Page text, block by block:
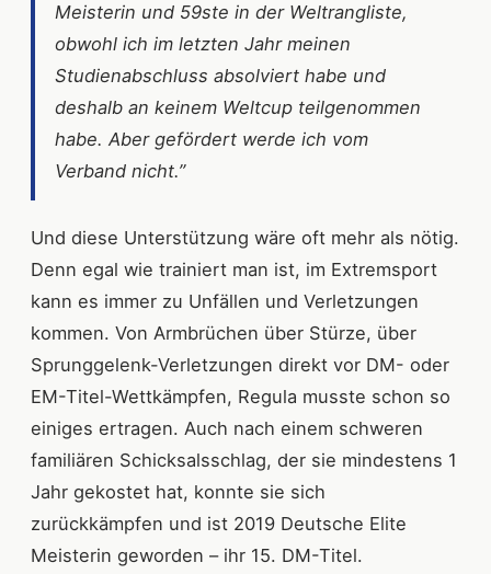
Meisterin und 59ste in der Weltrangliste,
obwohl ich im letzten Jahr meinen
Studienabschluss absolviert habe und
deshalb an keinem Weltcup teilgenommen
habe. Aber gefördert werde ich vom
Verband nicht.”
Und diese Unterstützung wäre oft mehr als nötig.
Denn egal wie trainiert man ist, im Extremsport
kann es immer zu Unfällen und Verletzungen
kommen. Von Armbrüchen über Stürze, über
Sprunggelenk-Verletzungen direkt vor DM- oder
EM-Titel-Wettkämpfen, Regula musste schon so
einiges ertragen. Auch nach einem schweren
familiären Schicksalsschlag, der sie mindestens 1
Jahr gekostet hat, konnte sie sich
zurückkämpfen und ist 2019 Deutsche Elite
Meisterin geworden – ihr 15. DM-Titel.